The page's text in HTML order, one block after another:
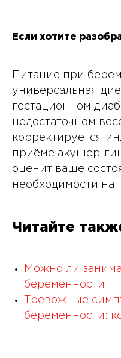
Если хотите
Питание при
универсальная
гестационном
недостаточном
корректируется
приёме акушер-
оценит ваше
необходимости
Читайте
Можно ли
беременности
Тревожные
беременности: